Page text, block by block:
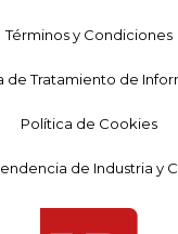
Términos y Condiciones
de Tratamiento de
Política de Cookies
de Industria y